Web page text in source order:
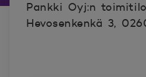
Pankki Oyj:n
Hevosenkenkä 3,